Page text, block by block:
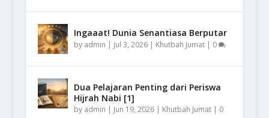
Ingaaat! Dunia Senantiasa Berputar
by admin | Jul 3, 2026| Khutbah Jumat| 0
Dua Pelajaran Penting dari Periswa
Hijrah Nabi [1]
by admin | Jun 19, 2026| Khutbah Jumat| 0